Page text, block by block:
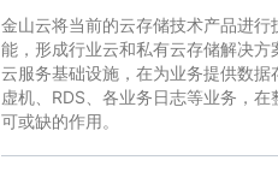
金山云将当前的云存储技术产品进
能，形成行业云和私有云存储解决
云服务基础设施，在为业务提供数
虚机、RDS、各业务日志等业务，
可或缺的作用。